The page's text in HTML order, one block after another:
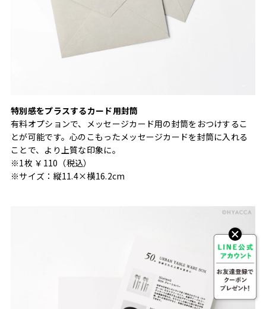
特別感をプラスするカード用封筒
有料オプションで、メッセージカード用の封筒をおつけするこ
とが可能です。心のこもったメッセージカードを封筒に入れる
ことで、より上質な印象に。
※1枚 ￥110（税込）
※サイズ：縦11.4×横16.2cm